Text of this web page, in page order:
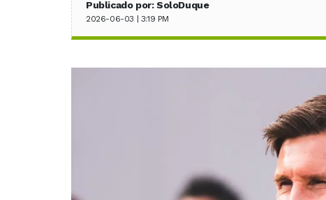
Publicado por: SoloDuque
2026-06-03 | 3:19 PM